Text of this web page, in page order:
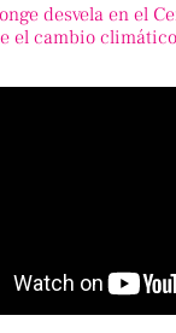
desvela en el
el cambio climático